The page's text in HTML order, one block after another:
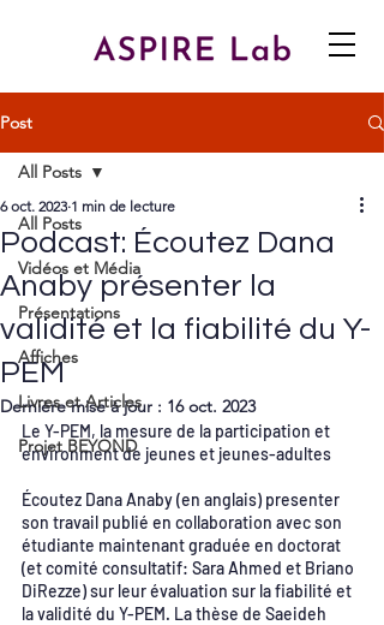
Post
All Posts
Vidéos et Média
Présentations
Affiches
Livres et Articles
Projet BEYOND
All Posts
Podcast: Écoutez Dana
Anaby présenter la
validité et la fiabilité du Y-
PEM
6 oct. 2023 1 min de lecture
Dernière mise à jour : 16 oct. 2023
Le Y-PEM, la mesure de la participation et
environment de jeunes et jeunes-adultes
Écoutez Dana Anaby (en anglais) presenter
son travail publié en collaboration avec son
étudiante maintenant graduée en doctorat
(et comité consultatif: Sara Ahmed et Briano
DiRezze) sur leur évaluation sur la fiabilité et
la validité du Y-PEM. La thèse de Saeideh